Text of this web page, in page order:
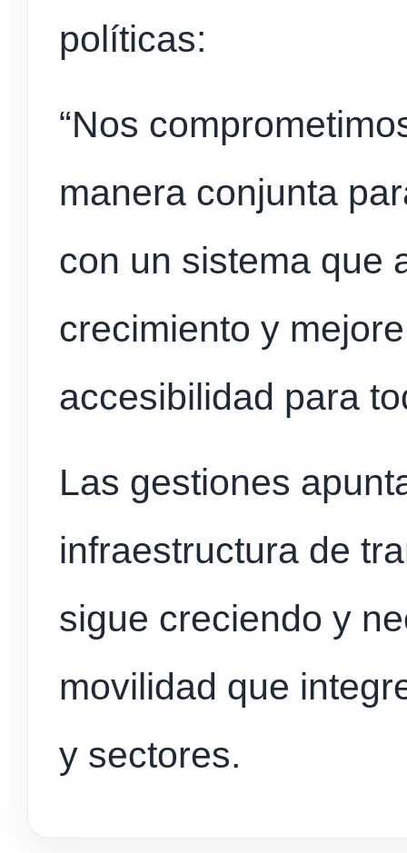
políticas:
“Nos
manera conjunta
con un sistema que
crecimiento y
accesibilidad para
Las gestiones
infraestructura de
sigue creciendo y
movilidad que
y sectores.